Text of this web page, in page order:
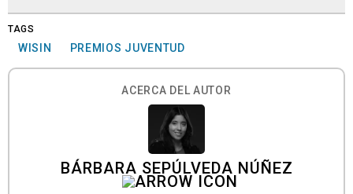
TAGS
WISIN PREMIOS JUVENTUD
ACERCA DEL AUTOR
BÁRBARA SEPÚLVEDA NÚÑEZ